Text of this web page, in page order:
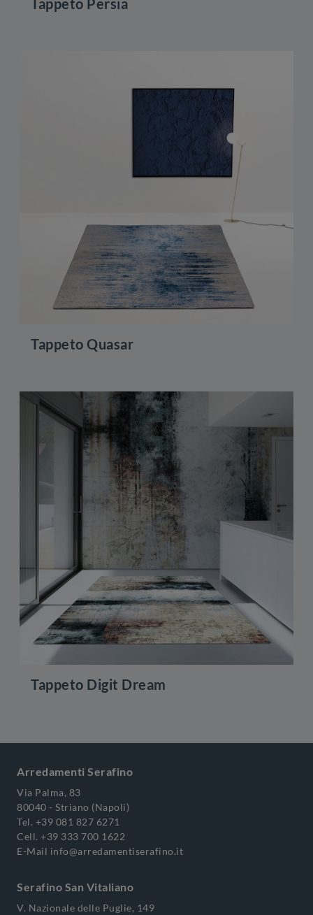
Tappeto Persia
Tappeto Quasar
Tappeto Digit Dream
Arredamenti Serafino
Via Palma, 83
80040 - Striano (Napoli)
Tel. +39 081 827 6271
Cell. +39 333 700 1622
E-Mail info@arredamentiserafino.it
Serafino San Vitaliano
V. Nazionale delle Puglie, 149